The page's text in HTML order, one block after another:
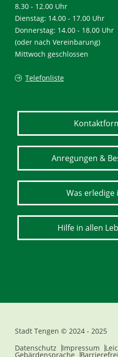
8.30 - 12.00 Uhr
Dienstag: 14.00 - 17.00 Uhr
Donnerstag: 14.00 - 18.00 Uhr
(oder nach Vereinbarung)
Mittwoch geschlossen
Telefonliste
Anregungen &
Was erledige
Hilfe in allen
Stadt Tengen © 2024 - 2025
Datenschutz
Impressum
Gebärdensprache